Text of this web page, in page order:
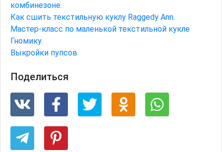
комбинезоне.
Как сшить текстильную куклу Raggedy Ann.
Мастер-класс по маленькой текстильной кукле
Гномику.
Выкройки пупсов
Поделиться